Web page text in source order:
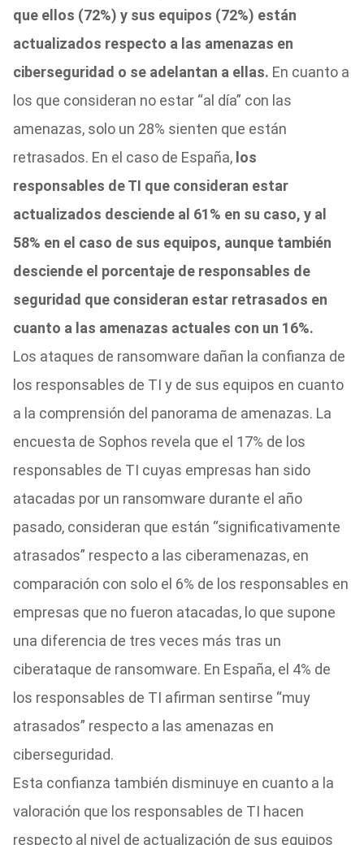
que ellos (72%) y sus equipos (72%) están
actualizados respecto a las amenazas en
ciberseguridad o se adelantan a ellas. En cuanto a
los que consideran no estar “al día” con las
amenazas, solo un 28% sienten que están
retrasados. En el caso de España, los
responsables de TI que consideran estar
actualizados desciende al 61% en su caso, y al
58% en el caso de sus equipos, aunque también
desciende el porcentaje de responsables de
seguridad que consideran estar retrasados en
cuanto a las amenazas actuales con un 16%.
Los ataques de ransomware dañan la confianza de
los responsables de TI y de sus equipos en cuanto
a la comprensión del panorama de amenazas. La
encuesta de Sophos revela que el 17% de los
responsables de TI cuyas empresas han sido
atacadas por un ransomware durante el año
pasado, consideran que están “significativamente
atrasados” respecto a las ciberamenazas, en
comparación con solo el 6% de los responsables en
empresas que no fueron atacadas, lo que supone
una diferencia de tres veces más tras un
ciberataque de ransomware. En España, el 4% de
los responsables de TI afirman sentirse “muy
atrasados” respecto a las amenazas en
ciberseguridad.
Esta confianza también disminuye en cuanto a la
valoración que los responsables de TI hacen
respecto al nivel de actualización de sus equipos